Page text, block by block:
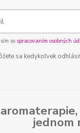
so spracovaním osobných
sa kedykoľvek
aromaterapie,
jednom